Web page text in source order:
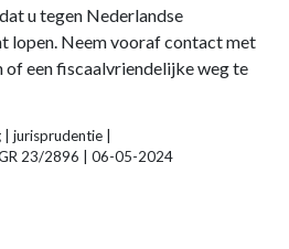
u tegen Nederlandse
lopen. Neem vooraf contact met
of een fiscaalvriendelijke weg te
jurisprudentie |
23/2896 | 06-05-2024